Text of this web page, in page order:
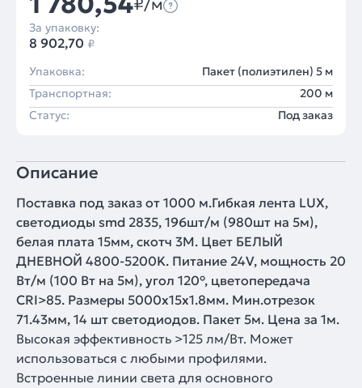
За упаковку:
8 902,70 ₽
Упаковка:
Пакет (полиэтилен) 5 м
Транспортная:
200 м
Статус:
Под заказ
Описание
Поставка под заказ от 1000 м.Гибкая лента LUX,
светодиоды smd 2835, 196шт/м (980шт на 5м),
белая плата 15мм, скотч 3М. Цвет БЕЛЫЙ
ДНЕВНОЙ 4800-5200K. Питание 24V, мощность 20
Вт/м (100 Вт на 5м), угол 120°, цветопередача
CRI>85. Размеры 5000х15x1.8мм. Мин.отрезок
71.43мм, 14 шт светодиодов. Пакет 5м. Цена за 1м.
Высокая эффективность >125 лм/Вт. Может
использоваться с любыми профилями.
Встроенные линии света для основного